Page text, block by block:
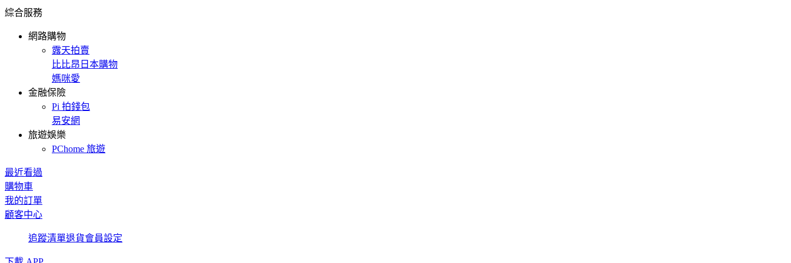
綜合服務
網路購物
露天拍賣
比比昂日本購物
媽咪愛
金融保險
Pi 拍錢包
易安網
旅遊娛樂
PChome 旅遊
最近看過
購物車
我的訂單
顧客中心
追蹤清單退貨會員設定